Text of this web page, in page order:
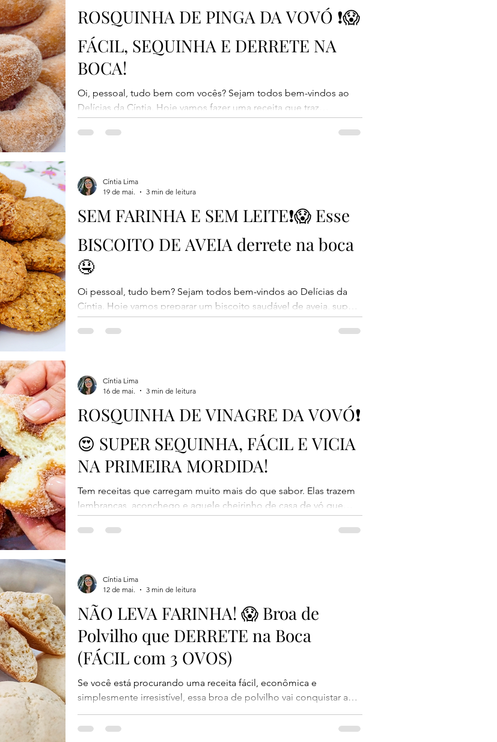
ROSQUINHA DE PINGA DA VOVÓ ❗😱
FÁCIL, SEQUINHA E DERRETE NA
BOCA!
Oi, pessoal, tudo bem com vocês? Sejam todos bem-vindos ao
Delícias da Cíntia. Hoje vamos fazer uma receita que traz
lembranças da infância: a tradicional rosquinha de pinga da vovó.
Ela fica sequinha, douradinha por fora, fofinha por dentro e não
farinha de trigo = 170 g 1 xícara de açúcar = 180 g 1 colher de
sopa = 15 ml 🥣 Ingredientes 2 ovos 180 g de a
SEM FARINHA E SEM LEITE❗😱 Esse
BISCOITO DE AVEIA derrete na boca
🤤
Oi pessoal, tudo bem? Sejam todos bem-vindos ao Delícias da
Cíntia. Hoje vamos preparar um biscoito saudável de aveia, super
fácil, rápido de fazer e delicioso. E o melhor: essa receita não leva
farinha de trigo nem leite na massa, sendo perfeita para quem
levemente crocantes por fora, macios por dentro e têm um sabor
delicioso de aveia com açúcar masc
Cíntia Lima
19 de mai.
3 min de leitura
ROSQUINHA DE VINAGRE DA VOVÓ❗
😍 SUPER SEQUINHA, FÁCIL E VICIA
NA PRIMEIRA MORDIDA!
Tem receitas que carregam muito mais do que sabor. Elas trazem
lembranças, aconchego e aquele cheirinho de casa de vó que
aquece o coração. E a rosquinha de vinagre é exatamente assim:
simples, econômica, fácil de fazer e perfeita para acompanhar um
na fritura, deixando as rosquinhas leves e deliciosas. Ideal para
servir no café da manhã, no lanche da ta
Cíntia Lima
16 de mai.
3 min de leitura
NÃO LEVA FARINHA! 😱 Broa de
Polvilho que DERRETE na Boca
(FÁCIL com 3 OVOS)
Se você está procurando uma receita fácil, econômica e
simplesmente irresistível, essa broa de polvilho vai conquistar a
sua família! Ela fica super macia por dentro, levemente crocante
por fora e com aquela textura que desmancha na boca. E o
Cíntia Lima
12 de mai.
3 min de leitura